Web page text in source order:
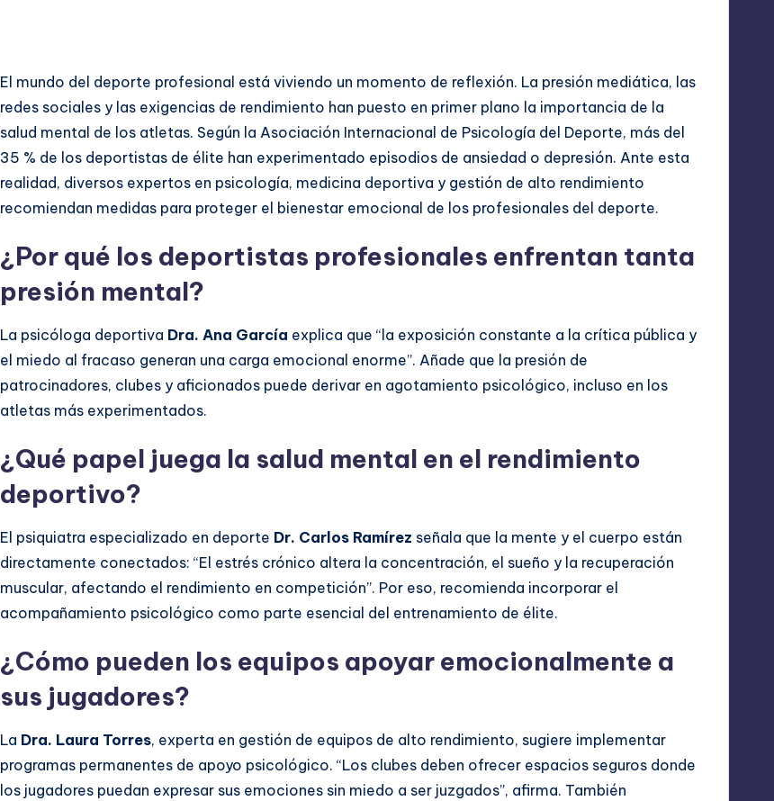
El mundo del deporte profesional está viviendo un momento de reflexión. La presión mediática, las
redes sociales y las exigencias de rendimiento han puesto en primer plano la importancia de la
salud mental de los atletas. Según la Asociación Internacional de Psicología del Deporte, más del
35 % de los deportistas de élite han experimentado episodios de ansiedad o depresión. Ante esta
realidad, diversos expertos en psicología, medicina deportiva y gestión de alto rendimiento
recomiendan medidas para proteger el bienestar emocional de los profesionales del deporte.
¿Por qué los deportistas profesionales enfrentan tanta
presión mental?
La psicóloga deportiva Dra. Ana García explica que “la exposición constante a la crítica pública y
el miedo al fracaso generan una carga emocional enorme”. Añade que la presión de
patrocinadores, clubes y aficionados puede derivar en agotamiento psicológico, incluso en los
atletas más experimentados.
¿Qué papel juega la salud mental en el rendimiento
deportivo?
El psiquiatra especializado en deporte Dr. Carlos Ramírez señala que la mente y el cuerpo están
directamente conectados: “El estrés crónico altera la concentración, el sueño y la recuperación
muscular, afectando el rendimiento en competición”. Por eso, recomienda incorporar el
acompañamiento psicológico como parte esencial del entrenamiento de élite.
¿Cómo pueden los equipos apoyar emocionalmente a
sus jugadores?
La Dra. Laura Torres, experta en gestión de equipos de alto rendimiento, sugiere implementar
programas permanentes de apoyo psicológico. “Los clubes deben ofrecer espacios seguros donde
los jugadores puedan expresar sus emociones sin miedo a ser juzgados”, afirma. También